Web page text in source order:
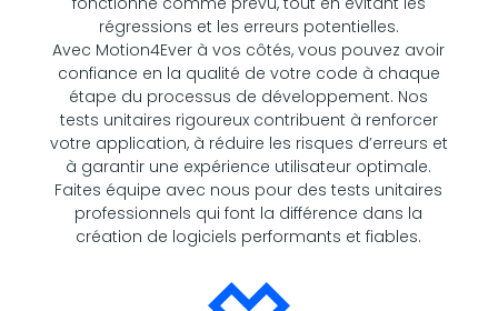
régressions et les erreurs potentielles.
Avec Motion4Ever à vos côtés, vous pouvez avoir
confiance en la qualité de votre code à chaque
étape du processus de développement. Nos
tests unitaires rigoureux contribuent à renforcer
votre application, à réduire les risques d’erreurs et
à garantir une expérience utilisateur optimale.
Faites équipe avec nous pour des tests unitaires
professionnels qui font la différence dans la
création de logiciels performants et fiables.